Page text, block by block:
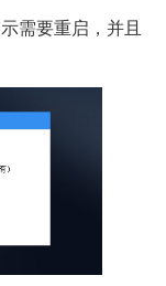
需要重启，并且